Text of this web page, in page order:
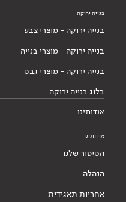
בנייה ירוקה
בנייה ירוקה - מוצרי צבע
בנייה ירוקה - מוצרי בנייה
בנייה ירוקה - מוצרי גבס
בלוג בנייה ירוקה
אודותינו
אודותינו
הסיפור שלנו
הנהלה
אחריות תאגידית